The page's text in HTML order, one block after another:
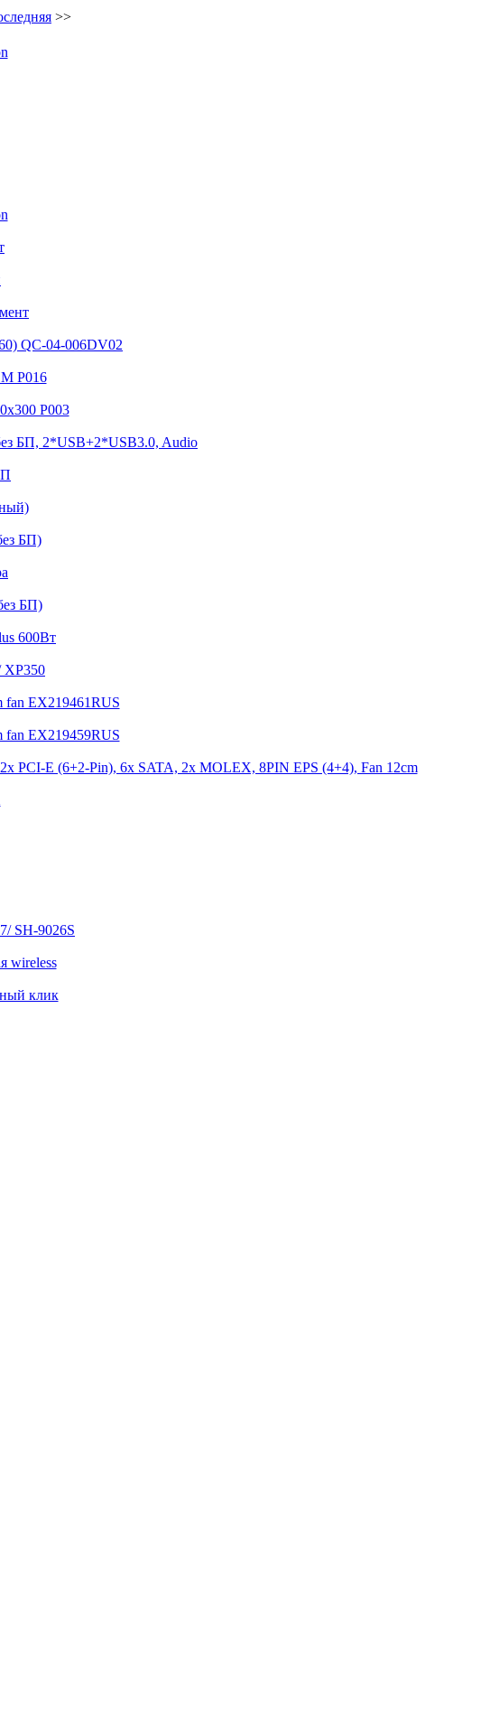
>>
QC-04-006DV02
P016
P003
БП, 2*USB+2*USB3.0, Audio
БП)
БП)
600Вт
XP350
fan EX219461RUS
fan EX219459RUS
E (6+2-Pin), 6x SATA, 2x MOLEX, 8PIN EPS (4+4), Fan 12cm
SH-9026S
wireless
клик